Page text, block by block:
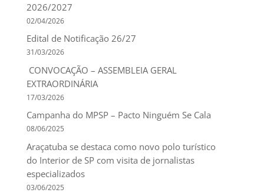
2026/2027
02/04/2026
Edital de Notificação 26/27
31/03/2026
CONVOCAÇÃO – ASSEMBLEIA GERAL
EXTRAORDINÁRIA
17/03/2026
Campanha do MPSP – Pacto Ninguém Se Cala
08/06/2025
Araçatuba se destaca como novo polo turístico
do Interior de SP com visita de jornalistas
especializados
03/06/2025